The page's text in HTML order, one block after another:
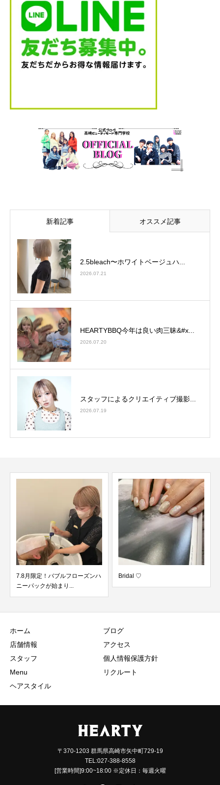
新着記事 オススメ記事
2.5bleach〜ホワイトベージュ⁡ハ...
2026.07.21
HEARTYBBQ今年は良い肉三昧&#x...
2026.07.20
スタッフによるクリエイティブ撮影...
2026.07.19
7.8月限定！バブルフローズンハ
ニーパックが始まり...
Bridal ♡
ホーム
店舗情報
スタッフ
Menu
ヘアスタイル
ブログ
アクセス
個人情報保護方針
リクルート
〒370-1203 群馬県高崎市矢中町729-19
TEL:027-388-8558
[営業時間]9:00~18:00 ※定休日：毎週火曜